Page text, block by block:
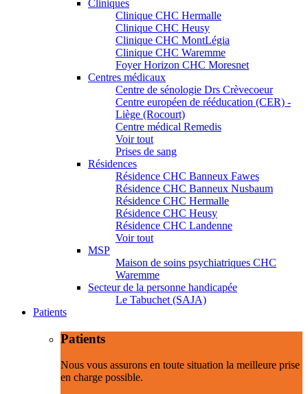
Cliniques
Clinique CHC Hermalle
Clinique CHC Heusy
Clinique CHC MontLégia
Clinique CHC Waremme
Foyer Horizon CHC Moresnet
Centres médicaux
Centre de sénologie Drs Crèvecoeur
Centre européen de rééducation (CER) -
Liège (Rocourt)
Centre médical Remedis
Voir tout
Prises de sang
Résidences
Résidence CHC Banneux Fawes
Résidence CHC Banneux Nusbaum
Résidence CHC Hermalle
Résidence CHC Heusy
Résidence CHC Landenne
Voir tout
MSP
Maison de soins psychiatriques CHC
Waremme
Secteur de la personne handicapée
Le Tabuchet (SAJA)
Patients
Patients
Nous vous assurons en toute situation la meilleure prise
en charge possible.